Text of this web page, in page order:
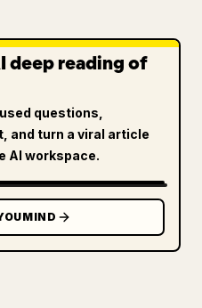
deep reading of
questions,
and turn a viral article
AI workspace.